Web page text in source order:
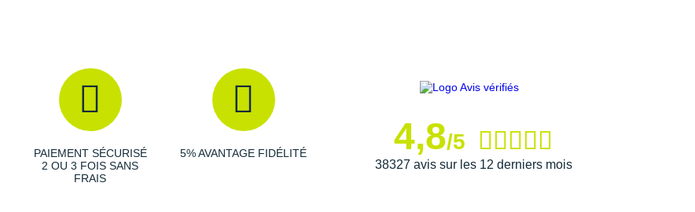
PAIEMENT SÉCURISÉ
2 OU 3 FOIS SANS
FRAIS
5% AVANTAGE FIDÉLITÉ 4,8/5
38327 avis sur les 12 derniers mois